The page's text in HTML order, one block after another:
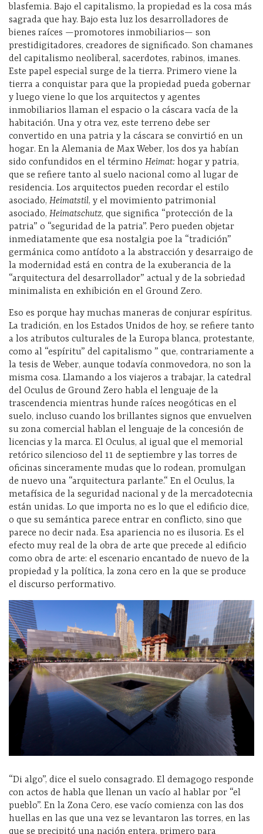
blasfemia. Bajo el capitalismo, la propiedad es la cosa más
sagrada que hay. Bajo esta luz los desarrolladores de
bienes raíces —promotores inmobiliarios— son
prestidigitadores, creadores de significado. Son chamanes
del capitalismo neoliberal, sacerdotes, rabinos, imanes.
Este papel especial surge de la tierra. Primero viene la
tierra a conquistar para que la propiedad pueda gobernar
y luego viene lo que los arquitectos y agentes
inmobiliarios llaman el espacio o la cáscara vacía de la
habitación. Una y otra vez, este terreno debe ser
convertido en una patria y la cáscara se convirtió en un
hogar. En la Alemania de Max Weber, los dos ya habían
sido confundidos en el término Heimat: hogar y patria,
que se refiere tanto al suelo nacional como al lugar de
residencia. Los arquitectos pueden recordar el estilo
asociado, Heimatstil, y el movimiento patrimonial
asociado, Heimatschutz, que significa “protección de la
patria” o “seguridad de la patria”. Pero pueden objetar
inmediatamente que esa nostalgia poe la “tradición”
germánica como antídoto a la abstracción y desarraigo de
la modernidad está en contra de la exuberancia de la
“arquitectura del desarrollador” actual y de la sobriedad
minimalista en exhibición en el Ground Zero.
Eso es porque hay muchas maneras de conjurar espíritus.
La tradición, en los Estados Unidos de hoy, se refiere tanto
a los atributos culturales de la Europa blanca, protestante,
como al “espíritu” del capitalismo ” que, contrariamente a
la tesis de Weber, aunque todavía conmovedora, no son la
misma cosa. Llamando a los viajeros a trabajar, la catedral
del Oculus de Ground Zero habla el lenguaje de la
trascendencia mientras hunde raíces neogóticas en el
suelo, incluso cuando los brillantes signos que envuelven
su zona comercial hablan el lenguaje de la concesión de
licencias y la marca. El Oculus, al igual que el memorial
retórico silencioso del 11 de septiembre y las torres de
oficinas sinceramente mudas que lo rodean, promulgan
de nuevo una “arquitectura parlante.“ En el Oculus, la
metafísica de la seguridad nacional y de la mercadotecnia
están unidas. Lo que importa no es lo que el edificio dice,
o que su semántica parece entrar en conflicto, sino que
parece no decir nada. Esa apariencia no es ilusoria. Es el
efecto muy real de la obra de arte que precede al edificio
como obra de arte: el escenario encantado de nuevo de la
propiedad y la política, la zona cero en la que se produce
el discurso performativo.
“Di algo”, dice el suelo consagrado. El demagogo responde
con actos de habla que llenan un vacío al hablar por “el
pueblo”. En la Zona Cero, ese vacío comienza con las dos
huellas en las que una vez se levantaron las torres, en las